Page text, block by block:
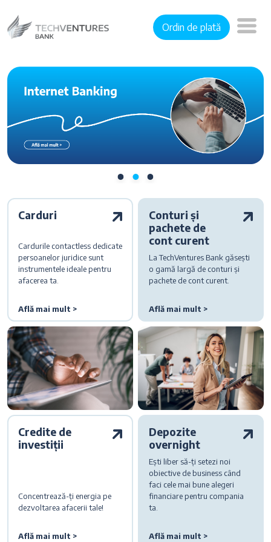
Ordin de plată
Carduri
Cardurile contactless dedicate
persoanelor juridice sunt
instrumentele ideale pentru
afacerea ta.
Află mai mult >
Conturi și
pachete de
cont curent
La TechVentures Bank găsești
o gamă largă de conturi și
pachete de cont curent.
Află mai mult >
Credite de
investiții
Concentrează-ți energia pe
dezvoltarea afacerii tale!
Află mai mult >
Depozite
overnight
Ești liber să-ți setezi noi
obiective de business când
faci cele mai bune alegeri
financiare pentru compania
ta.
Află mai mult >